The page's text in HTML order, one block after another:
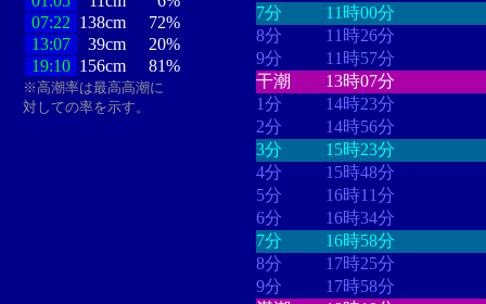
07:22 138cm
72%
13:07
39cm
20%
19:10 156cm 81%
※高潮率は最高高潮に
対しての率を示す。
7分
11時00分
8分
11時26分
9分
11時57分
干潮
13時07分
1分
14時23分
2分
14時56分
3分
15時23分
4分
15時48分
5分
16時11分
6分
16時34分
7分
16時58分
8分
17時25分
9分
17時58分